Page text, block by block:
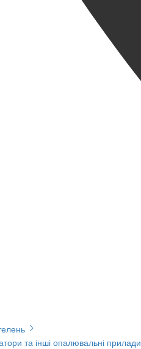
та інші опалювальні прилади